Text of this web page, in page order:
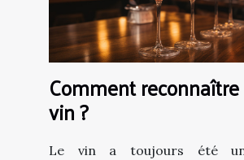
Comment
vin ?
Le vin a toujours été